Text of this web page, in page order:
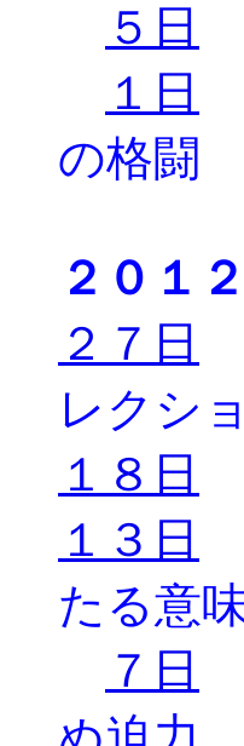
５日
１日
の格闘
２０１
２７日
レクシ
１８日
１３日
たる意
７日